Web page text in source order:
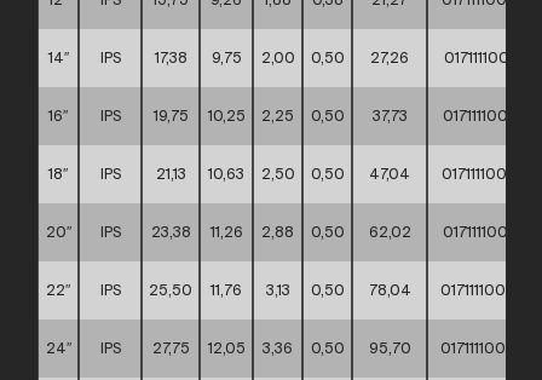
14″ IPS 17,38 9,75 2,00 0,50 27,26
16″ IPS 19,75 10,25 2,25 0,50 37,73
18″ IPS 21,13 10,63 2,50 0,50 47,04
20″ IPS 23,38 11,26 2,88 0,50 62,02
22″ IPS 25,50 11,76 3,13 0,50 78,04
24″ IPS 27,75 12,05 3,36 0,50 95,70